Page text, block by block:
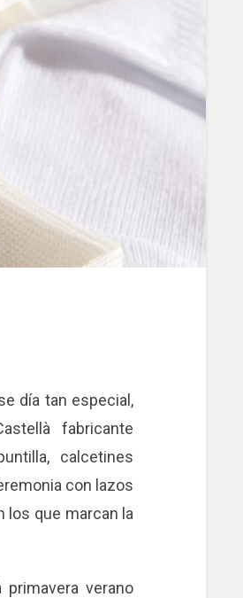
día tan especial,
fabricante
calcetines
con lazos
los que marcan la
primavera verano